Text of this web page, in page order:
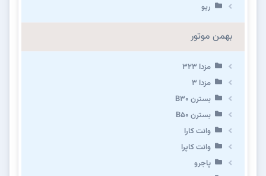
ریو
بهمن موتور
مزدا ۳۲۳
مزدا ۳
بسترن B۳۰
بسترن B۵۰
وانت کارا
وانت کاپرا
پاجرو